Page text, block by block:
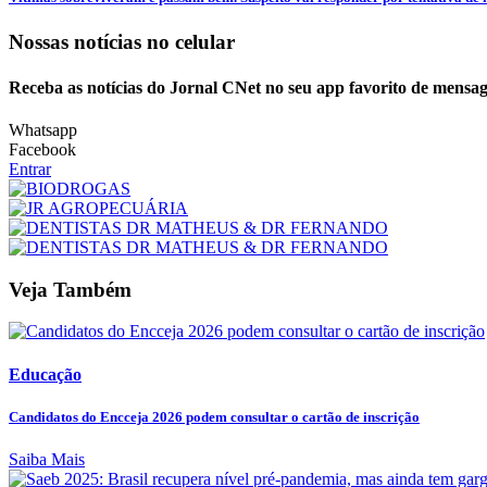
Nossas notícias no celular
Receba as notícias do Jornal CNet no seu app favorito de
Whatsapp
Facebook
Entrar
Veja Também
Educação
Candidatos do Encceja 2026 podem consultar o cartão de inscrição
Saiba Mais